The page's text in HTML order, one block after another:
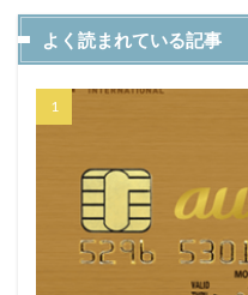
よく読まれている記事